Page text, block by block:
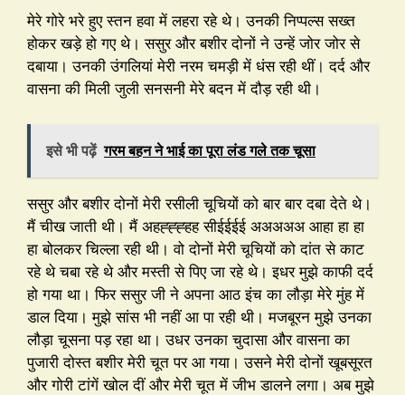
मेरे गोरे भरे हुए स्तन हवा में लहरा रहे थे। उनकी निप्पल्स सख्त
होकर खड़े हो गए थे। ससुर और बशीर दोनों ने उन्हें जोर जोर से
दबाया। उनकी उंगलियां मेरी नरम चमड़ी में धंस रही थीं। दर्द और
वासना की मिली जुली सनसनी मेरे बदन में दौड़ रही थी।
इसे भी पढ़ें गरम बहन ने भाई का पूरा लंड गले तक चूसा
ससुर और बशीर दोनों मेरी रसीली चूचियों को बार बार दबा देते थे।
मैं चीख जाती थी। मैं अहह्ह्ह्हह सीईईईई अअअअअ आहा हा हा
हा बोलकर चिल्ला रही थी। वो दोनों मेरी चूचियों को दांत से काट
रहे थे चबा रहे थे और मस्ती से पिए जा रहे थे। इधर मुझे काफी दर्द
हो गया था। फिर ससुर जी ने अपना आठ इंच का लौड़ा मेरे मुंह में
डाल दिया। मुझे सांस भी नहीं आ पा रही थी। मजबूरन मुझे उनका
लौड़ा चूसना पड़ रहा था। उधर उनका चुदासा और वासना का
पुजारी दोस्त बशीर मेरी चूत पर आ गया। उसने मेरी दोनों खूबसूरत
और गोरी टांगें खोल दीं और मेरी चूत में जीभ डालने लगा। अब मुझे